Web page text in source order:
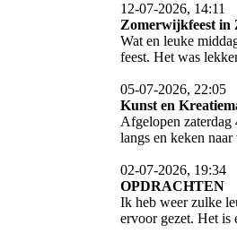
12-07-2026, 14:11
Zomerwijkfeest in
Wat en leuke
feest. Het was
05-07-2026, 22:05
Kunst en
Afgelopen zaterdag
langs en keken
02-07-2026, 19:34
OPDRACHTEN
Ik heb weer zulke
ervoor gezet. Het